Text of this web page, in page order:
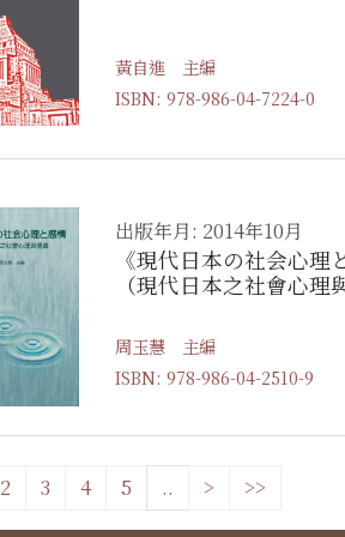
黃自進 主編
ISBN: 978-986-04-7224-0
出版年月: 2014年10月
《現代日本の社会心理
（現代日本之社會心理
周玉慧 主編
ISBN: 978-986-04-2510-9
2 3 4 5 .. > >>